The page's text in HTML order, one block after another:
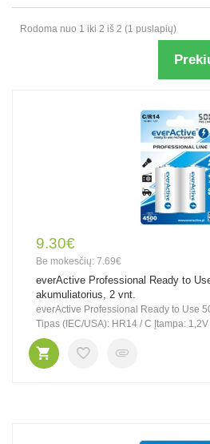
Rodoma nuo 1 iki 2 iš 2 (1 puslapių)
9.30€
Be mokesčių: 7.69€
everActive Professional Ready to
akumuliatorius, 2 vnt.
everActive Professional Ready to Use
Tipas (IEC/USA): HR14 / C Įtampa: